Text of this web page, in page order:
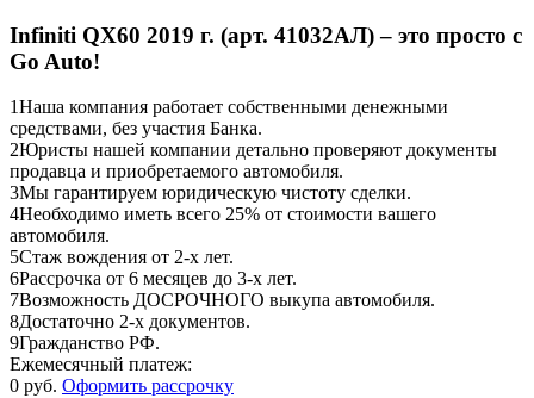
Infiniti QX60 2019 г. (арт. 41032АЛ) – это просто с
Go Auto!
1Наша компания работает собственными денежными
средствами, без участия Банка.
2Юристы нашей компании детально проверяют документы
продавца и приобретаемого автомобиля.
3Мы гарантируем юридическую чистоту сделки.
4Необходимо иметь всего 25% от стоимости вашего
автомобиля.
5Стаж вождения от 2-х лет.
6Рассрочка от 6 месяцев до 3-х лет.
7Возможность ДОСРОЧНОГО выкупа автомобиля.
8Достаточно 2-х документов.
9Гражданство РФ.
Ежемесячный платеж:
0 руб. Оформить рассрочку